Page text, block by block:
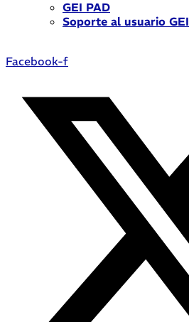
GEI PAD
Soporte al usuario GEI
Facebook-f